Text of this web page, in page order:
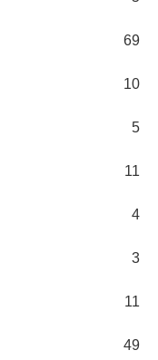
69
10
5
11
4
3
11
49